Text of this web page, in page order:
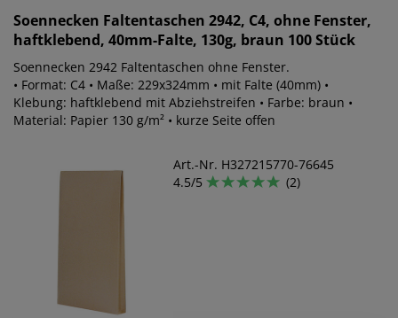
Soennecken Faltentaschen 2942, C4, ohne Fenster,
haftklebend, 40mm-Falte, 130g, braun 100 Stück
Soennecken 2942 Faltentaschen ohne Fenster.
• Format: C4 • Maße: 229x324mm • mit Falte (40mm) •
Klebung: haftklebend mit Abziehstreifen • Farbe: braun •
Material: Papier 130 g/m² • kurze Seite offen
Art.-Nr. H327215770-76645
4.5/5
(2)